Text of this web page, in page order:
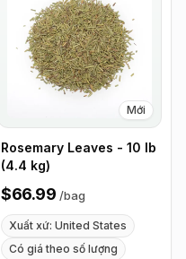
Mới
Rosemary Leaves - 10 lb
(4.4 kg)
$66.99 /bag
Xuất xứ: United States
Có giá theo số lượng